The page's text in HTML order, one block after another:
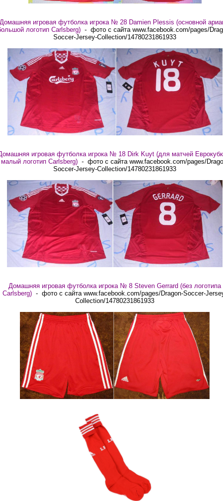
Домашняя игровая футболка игрока № 28 Damien Plessis (основной
логотип Carlsberg) - фото с сайта www.facebook.com/pages/
Soccer-Jersey-Collection/14780231861933
игровая футболка игрока № 18 Dirk Kuyt (для матчей
малый логотип Carlsberg)- фото с сайта www.facebook.com/pages/
Soccer-Jersey-Collection/14780231861933
Домашняя игровая футболка игрока № 8 Steven Gerrard (без логотипа
Carlsberg) - фото с сайта www.facebook.com/pages/Dragon-Soccer-
Collection/14780231861933